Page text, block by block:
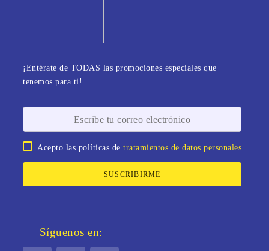
¡Entérate de TODAS las promociones especiales que
tenemos para ti!
Acepto las políticas detratamientos de datos personales
SUSCRIBIRME
Síguenos en: